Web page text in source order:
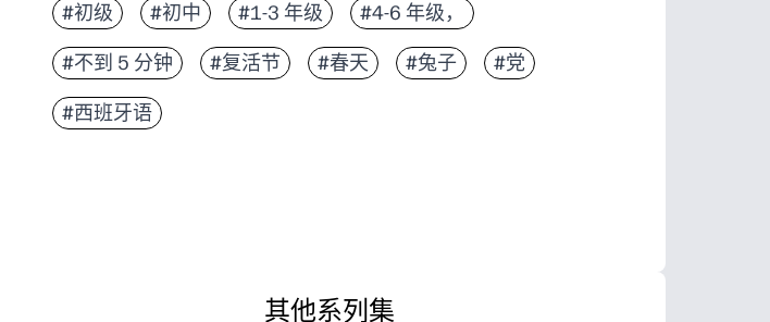
#初级 #初中 #1-3 年级 #4-6 年级，
#不到 5 分钟 #复活节 #春天 #兔子 #党
#西班牙语
其他系列集